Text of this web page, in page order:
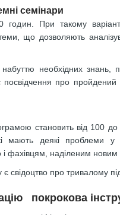
семінари
При такому
що дозволяють
необхідних знань,
посвідчення про
становить від 100
мають деякі проблеми у
і фахівцям, наділеним
свідоцтво про тривалому
покрокова